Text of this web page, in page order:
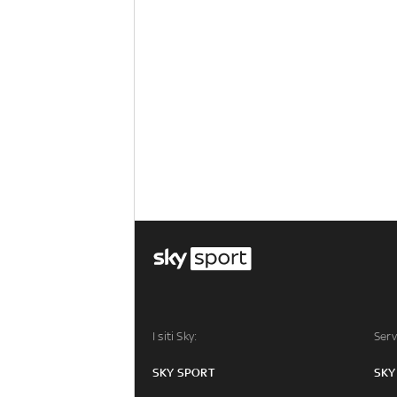
I siti Sky:
SKY SPORT